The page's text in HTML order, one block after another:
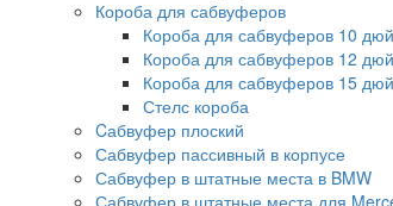
Короба для сабвуферов
Короба для сабвуферов 10
Короба для сабвуферов 12
Короба для сабвуферов 15
Стелс короба
Cабвуфер плоский
Сабвуфер пассивный в корпусе
Сабвуфер в штатные места в BMW
Сабвуфер в штатные места для